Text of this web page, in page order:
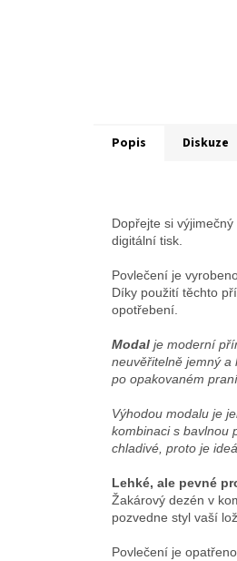
Popis Diskuze
Dopřejte si
digitální tisk.
Povlečení je
Díky použití těchto
opotřebení.
Modal je moderní
neuvěřitelně jemný a
po opakovaném
Výhodou modalu je
kombinaci s bavlnou
chladivé, proto je
Lehké, ale pevné
Žakárový dezén v
pozvedne styl vaší
Povlečení je